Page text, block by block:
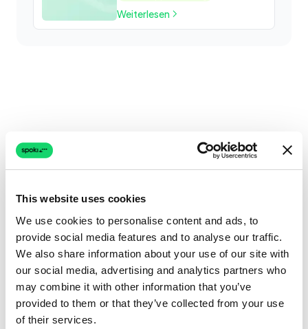
This website uses cookies
We use cookies to personalise content and ads, to
provide social media features and to analyse our traffic.
We also share information about your use of our site with
our social media, advertising and analytics partners who
may combine it with other information that you’ve
provided to them or that they’ve collected from your use
of their services.
Weiterlesen